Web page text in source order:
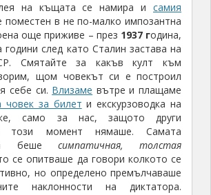
на къщата се намира исамия
поместен в не по-малко импозантна
още приживе – през 1937 година,
години след като Сталин застава на
Смятайте за какъв култ към
щом човекът си е построил
себе си. Влизаме вътре и плащаме
човек за билет и екскурзоводка на
само за нас, защото други
този момент нямаше. Самата
бешесимпатичная, толстая
се опитваше да говори колкото се
но определено премълчаваше
наклонности на диктатора.